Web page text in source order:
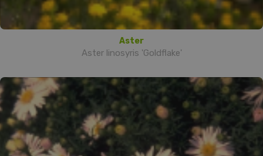
Aster
Aster linosyris 'Goldflake'